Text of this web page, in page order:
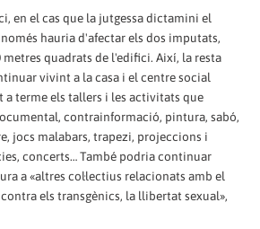
en el cas que la jutgessa dictamini el
hauria d'afectar els dos imputats,
quadrats de l'edifici. Així, la resta
vivint a la casa i el centre social
terme els tallers i les activitats que
contrainformació, pintura, sabó,
jocs malabars, trapezi, projeccions i
concerts… També podria continuar
a «altres col·lectius relacionats amb el
els transgènics, la llibertat sexual»,